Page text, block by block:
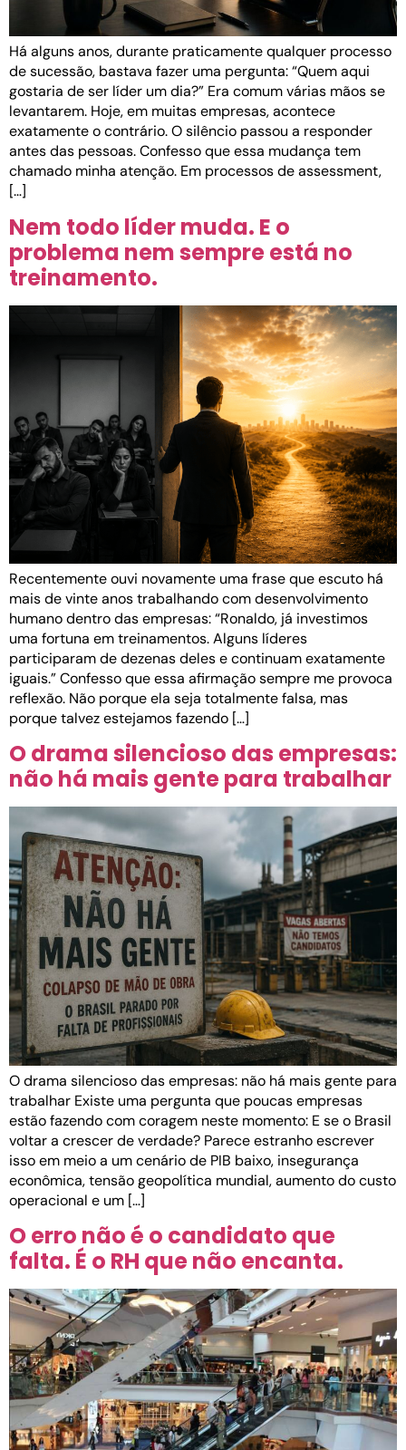
Há alguns anos, durante praticamente qualquer processo
de sucessão, bastava fazer uma pergunta: “Quem aqui
gostaria de ser líder um dia?” Era comum várias mãos se
levantarem. Hoje, em muitas empresas, acontece
exatamente o contrário. O silêncio passou a responder
antes das pessoas. Confesso que essa mudança tem
chamado minha atenção. Em processos de assessment,
[…]
Nem todo líder muda. E o
problema nem sempre está no
treinamento.
Recentemente ouvi novamente uma frase que escuto há
mais de vinte anos trabalhando com desenvolvimento
humano dentro das empresas: “Ronaldo, já investimos
uma fortuna em treinamentos. Alguns líderes
participaram de dezenas deles e continuam exatamente
iguais.” Confesso que essa afirmação sempre me provoca
reflexão. Não porque ela seja totalmente falsa, mas
porque talvez estejamos fazendo […]
O drama silencioso das empresas:
não há mais gente para trabalhar
O drama silencioso das empresas: não há mais gente para
trabalhar Existe uma pergunta que poucas empresas
estão fazendo com coragem neste momento: E se o Brasil
voltar a crescer de verdade? Parece estranho escrever
isso em meio a um cenário de PIB baixo, insegurança
econômica, tensão geopolítica mundial, aumento do custo
operacional e um […]
O erro não é o candidato que
falta. É o RH que não encanta.